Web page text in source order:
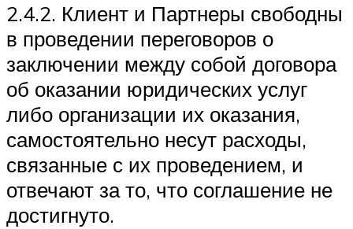
2.4.2. Клиент и Партнеры свободны
в проведении переговоров о
заключении между собой договора
об оказании юридических услуг
либо организации их оказания,
самостоятельно несут расходы,
связанные с их проведением, и
отвечают за то, что соглашение не
достигнуто.